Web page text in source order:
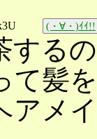
(・∀・)ｲｲ!!
する
て髪
アメ